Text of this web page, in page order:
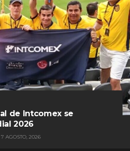
de Intcomex se
2026
7 AGOSTO, 2026